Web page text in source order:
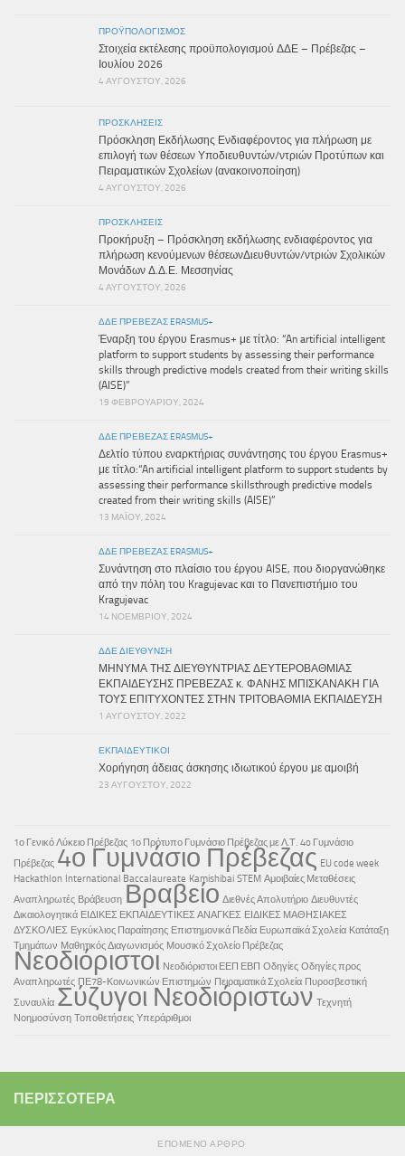
ΠΡΟΫΠΟΛΟΓΙΣΜΌΣ
Στοιχεία εκτέλεσης προϋπολογισμού ΔΔΕ – Πρέβεζας –
Ιουλίου 2026
4 ΑΥΓΟΎΣΤΟΥ, 2026
ΠΡΟΣΚΛΉΣΕΙΣ
Πρόσκληση Εκδήλωσης Ενδιαφέροντος για πλήρωση με
επιλογή των θέσεων Υποδιευθυντών/ντριών Προτύπων και
Πειραματικών Σχολείων (ανακοινοποίηση)
4 ΑΥΓΟΎΣΤΟΥ, 2026
ΠΡΟΣΚΛΉΣΕΙΣ
Προκήρυξη – Πρόσκληση εκδήλωσης ενδιαφέροντος για
πλήρωση κενούμενων θέσεωνΔιευθυντών/ντριών Σχολικών
Μονάδων Δ.Δ.Ε. Μεσσηνίας
4 ΑΥΓΟΎΣΤΟΥ, 2026
ΔΔΕ ΠΡΕΒΕΖΑΣ ERASMUS+
Έναρξη του έργου Erasmus+ με τίτλο: “An artificial intelligent
platform to support students by assessing their performance
skills through predictive models created from their writing skills
(AISE)”
19 ΦΕΒΡΟΥΑΡΊΟΥ, 2024
ΔΔΕ ΠΡΕΒΕΖΑΣ ERASMUS+
Δελτίο τύπου εναρκτήριας συνάντησης του έργου Erasmus+
με τίτλο:“An artificial intelligent platform to support students by
assessing their performance skillsthrough predictive models
created from their writing skills (AISE)”
13 ΜΑΪ́ΟΥ, 2024
ΔΔΕ ΠΡΕΒΕΖΑΣ ERASMUS+
Συνάντηση στο πλαίσιο του έργου AISE, που διοργανώθηκε
από την πόλη του Kragujevac και το Πανεπιστήμιο του
Kragujevac
14 ΝΟΕΜΒΡΊΟΥ, 2024
ΔΔΕ ΔΙΕΎΘΥΝΣΗ
ΜΗΝΥΜΑ ΤΗΣ ΔΙΕΥΘΥΝΤΡΙΑΣ ΔΕΥΤΕΡΟΒΑΘΜΙΑΣ
ΕΚΠΑΙΔΕΥΣΗΣ ΠΡΕΒΕΖΑΣ κ. ΦΑΝΗΣ ΜΠΙΣΚΑΝΑΚΗ ΓΙΑ
ΤΟΥΣ ΕΠΙΤΥΧΟΝΤΕΣ ΣΤΗΝ ΤΡΙΤΟΒΑΘΜΙΑ ΕΚΠΑΙΔΕΥΣΗ
1 ΑΥΓΟΎΣΤΟΥ, 2022
ΕΚΠΑΙΔΕΥΤΙΚΟΊ
Χορήγηση άδειας άσκησης ιδιωτικού έργου με αμοιβή
23 ΑΥΓΟΎΣΤΟΥ, 2022
1ο Γενικό Λύκειο Πρέβεζας 1ο Πρότυπο Γυμνάσιο Πρέβεζας με Λ.Τ. 4o Γυμνάσιο
Πρέβεζας 4ο Γυμνάσιο Πρέβεζας EU code week
Hackathlon International Baccalaureate Kamishibai STEM Αμοιβαίες Μεταθέσεις
Αναπληρωτές Βράβευση Βραβείο Διεθνές Απολυτήριο Διευθυντές
Δικαιολογητικά ΕΙΔΙΚΕΣ ΕΚΠΑΙΔΕΥΤΙΚΕΣ ΑΝΑΓΚΕΣ ΕΙΔΙΚΕΣ ΜΑΘΗΣΙΑΚΕΣ
ΔΥΣΚΟΛΙΕΣ Εγκύκλιος Παραίτησης Επιστημονικά Πεδία Ευρωπαϊκά Σχολεία Κατάταξη
Τμημάτων Μαθητικός Διαγωνισμός Μουσικό Σχολείο Πρέβεζας
Νεοδιόριστοι Νεοδιόριστοι ΕΕΠ ΕΒΠ Οδηγίες Οδηγίες προς
Αναπληρωτές ΠΕ78-Κοινωνικών Επιστημών Πειραματικά Σχολεία Πυροσβεστική
Συναυλία Σύζυγοι Νεοδιόριστων Τεχνητή
Νοημοσύνση Τοποθετήσεις Υπεράριθμοι
ΠΕΡΙΣΣΌΤΕΡΑ
ΕΠΌΜΕΝΟ ΆΡΘΡΟ